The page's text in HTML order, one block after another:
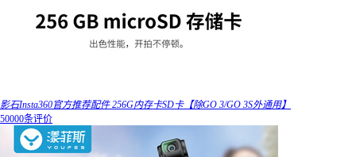
影石Insta360官方推荐配件 256G内存卡SD卡【除GO 3/GO 3S外通用】
50000条评价